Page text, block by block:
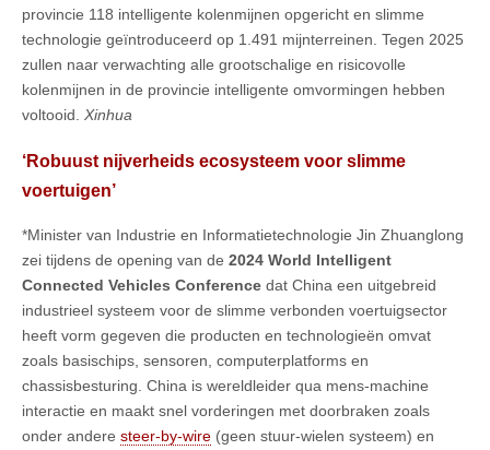
provincie 118 intelligente kolenmijnen opgericht en slimme
technologie geïntroduceerd op 1.491 mijnterreinen. Tegen 2025
zullen naar verwachting alle grootschalige en risicovolle
kolenmijnen in de provincie intelligente omvormingen hebben
voltooid. Xinhua
‘Robuust nijverheids ecosysteem voor slimme
voertuigen’
*Minister van Industrie en Informatietechnologie Jin Zhuanglong
zei tijdens de opening van de 2024 World Intelligent
Connected Vehicles Conference dat China een uitgebreid
industrieel systeem voor de slimme verbonden voertuigsector
heeft vorm gegeven die producten en technologieën omvat
zoals basischips, sensoren, computerplatforms en
chassisbesturing. China is wereldleider qua mens-machine
interactie en maakt snel vorderingen met doorbraken zoals
onder andere steer-by-wire (geen stuur-wielen systeem) en